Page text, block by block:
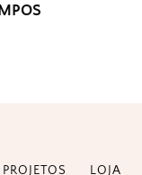
PROJETOS LOJA